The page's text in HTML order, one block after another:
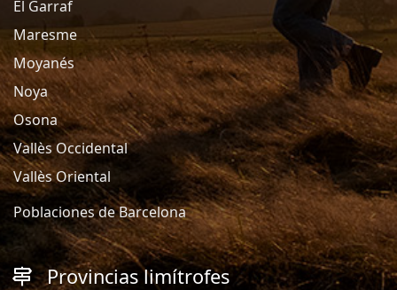
El Garraf
Maresme
Moyanés
Noya
Osona
Vallès Occidental
Vallès Oriental
Poblaciones de Barcelona
Provincias limítrofes